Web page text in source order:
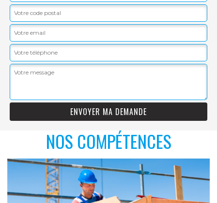
NOS COMPÉTENCES